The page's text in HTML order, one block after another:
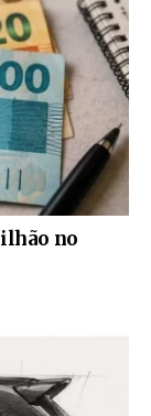
no